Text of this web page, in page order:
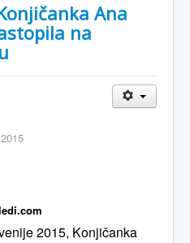
Ana
na
2015, Konjičanka